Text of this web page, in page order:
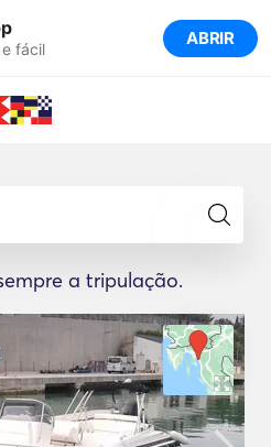
fácil ABRIR
a tripulação.